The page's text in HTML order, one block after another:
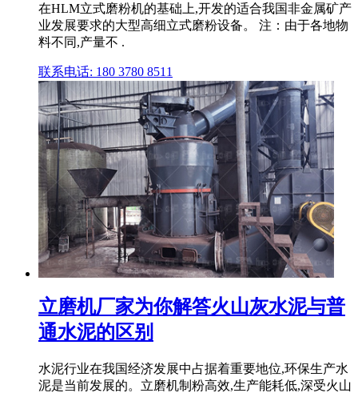
在HLM立式磨粉机的基础上,开发的适合我国非金属矿产
业发展要求的大型高细立式磨粉设备。 注：由于各地物
料不同,产量不 .
联系电话: 180 3780 8511
立磨机厂家为你解答火山灰水泥与普
通水泥的区别
水泥行业在我国经济发展中占据着重要地位,环保生产水
泥是当前发展的。立磨机制粉高效,生产能耗低,深受火山